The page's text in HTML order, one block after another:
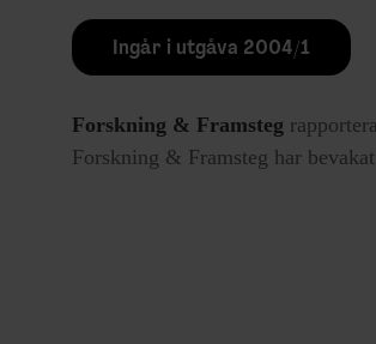
Ingår i utgåva 2004/1
Forskning & Framsteg
Forskning & Framsteg har